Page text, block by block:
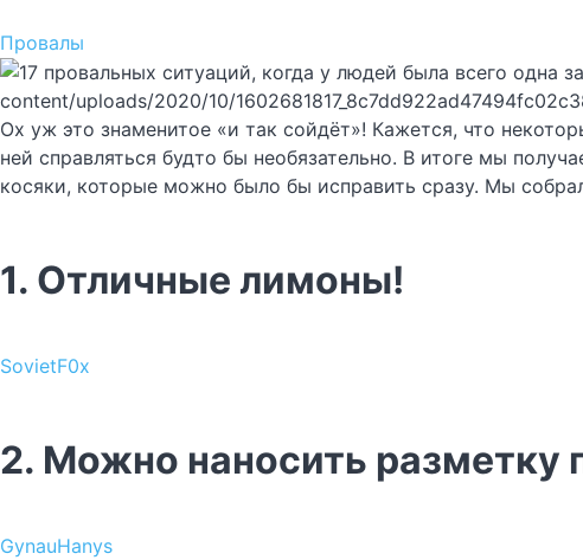
Провалы
content/uploads/2020/10/
Ох уж это знаменитое «и так сойдёт»! Кажется, что
ней справляться будто бы необязательно. В итоге мы
косяки, которые можно было бы исправить сразу. Мы
1. Отличные лимоны!
SovietF0x
2. Можно наносить разметку
GynauHanys